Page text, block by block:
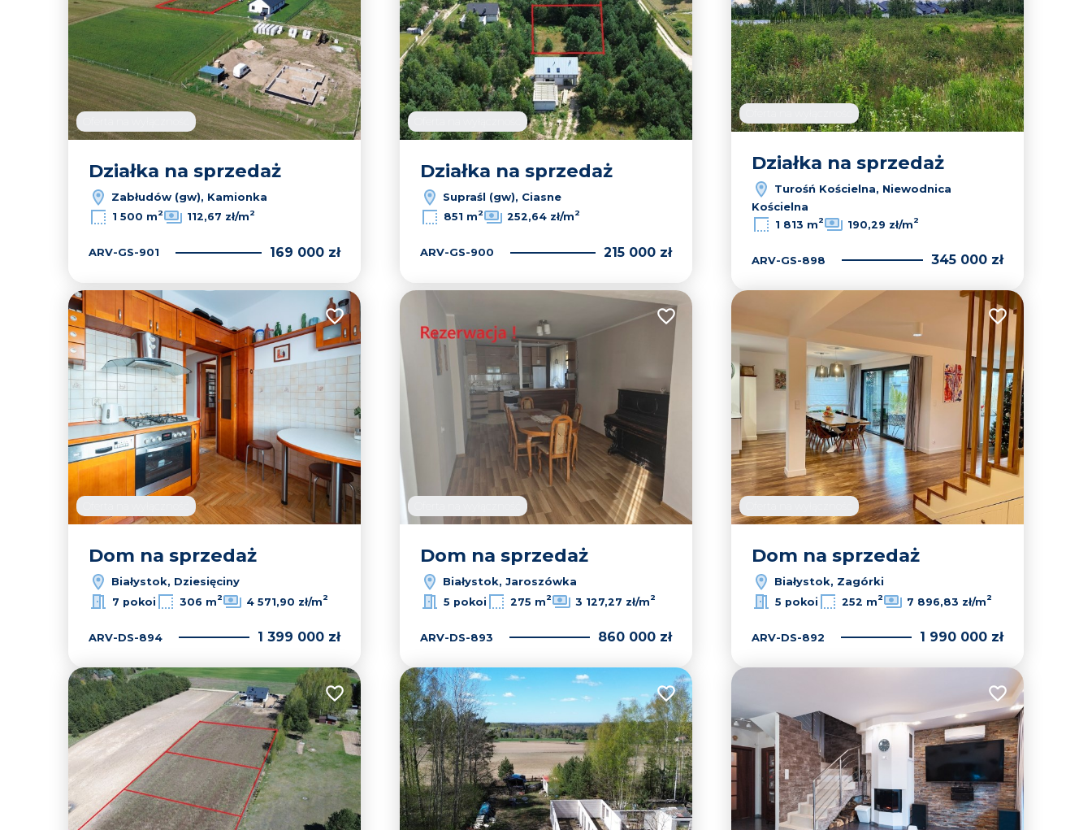
Leaflet|© OpenMapTiles© OpenStreetMap contributors
Działka na sprzedaż
Zabłudów (gw), Kamionka
1 500 m2 112,67 zł/m2
ARV-GS-901 169 000 zł
Działka na sprzedaż
Supraśl (gw), Ciasne
851 m2 252,64 zł/m2
ARV-GS-900 215 000 zł
Działka na sprzedaż
Turośń Kościelna, Niewodnica
Kościelna
1 813 m2 190,29 zł/m2
ARV-GS-898 345 000 zł
Dodaj do ulubionych
Dom na sprzedaż
Białystok, Dziesięciny
7 pokoi 306 m2 4 571,90 zł/m2
ARV-DS-894 1 399 000 zł
Dodaj do ulubionych
Dom na sprzedaż
Białystok, Jaroszówka
5 pokoi 275 m2 3 127,27 zł/m2
ARV-DS-893 860 000 zł
Dodaj do
Dom na sprzedaż
Białystok, Zagórki
5 pokoi 252 m2 7 896,83 zł/m2
ARV-DS-892 1 990 000 zł
Dodaj do ulubionych Dodaj do ulubionych Dodaj do